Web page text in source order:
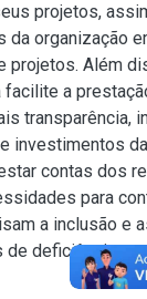
projetos,
organização
projetos. Além
a
transparência,
investimentos
contas dos
para
a inclusão e
deficiência e